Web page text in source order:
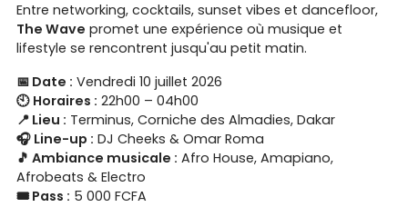
Entre networking, cocktails, sunset vibes et dancefloor,
The Wave promet une expérience où musique et
lifestyle se rencontrent jusqu'au petit matin.
📅 Date : Vendredi 10 juillet 2026
🕙 Horaires : 22h00 – 04h00
📍 Lieu : Terminus, Corniche des Almadies, Dakar
🎧 Line-up : DJ Cheeks & Omar Roma
🎵 Ambiance musicale : Afro House, Amapiano,
Afrobeats & Electro
🎟️ Pass : 5 000 FCFA